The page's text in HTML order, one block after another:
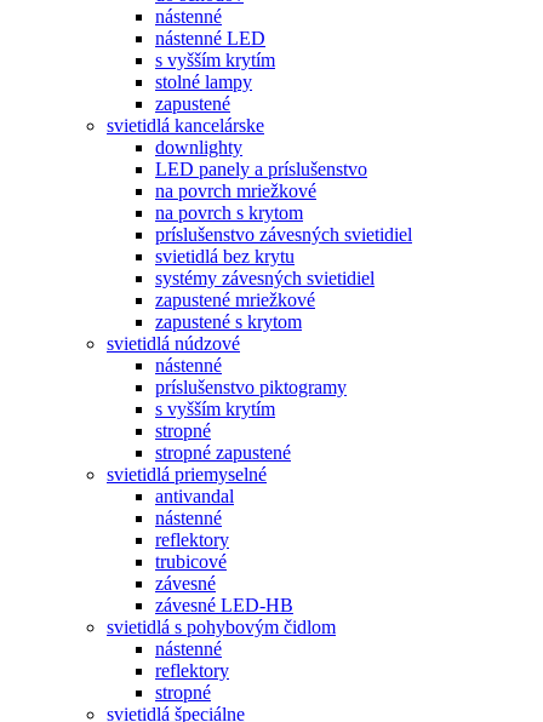
nástenné
nástenné LED
s vyšším krytím
stolné lampy
zapustené
svietidlá kancelárske
downlighty
LED panely a príslušenstvo
na povrch mriežkové
na povrch s krytom
príslušenstvo závesných svietidiel
svietidlá bez krytu
systémy závesných svietidiel
zapustené mriežkové
zapustené s krytom
svietidlá núdzové
nástenné
príslušenstvo piktogramy
s vyšším krytím
stropné
stropné zapustené
svietidlá priemyselné
antivandal
nástenné
reflektory
trubicové
závesné
závesné LED-HB
svietidlá s pohybovým čidlom
nástenné
reflektory
stropné
svietidlá špeciálne